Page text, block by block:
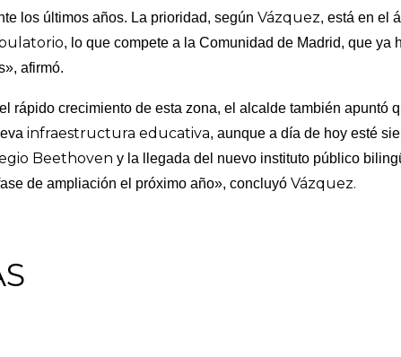
los últimos años. La prioridad, segúnVázquez, está en el
, lo que compete a la Comunidad de Madrid, que ya
afirmó.
rápido crecimiento de esta zona, el alcalde también apuntó
infraestructura educativa, aunque a día de hoy esté
Beethoven y la llegada del nuevo instituto público
de ampliación el próximo año», concluyóVázquez.